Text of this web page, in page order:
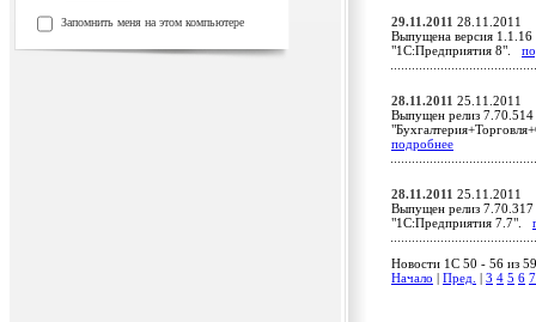
Запомнить меня на этом компьютере 29.11.2011 28.11.2011
Выпущена версия 1.1.16
"1С:Предприятия 8".
28.11.2011 25.11.2011
Выпущен релиз
подробнее
28.11.2011 25.11.2011
Выпущен релиз 7.70.317
"1С:Предприятия 7.7".
Новости 1C 50 - 56 из
Начало
Пред. 3 4 5 6 7